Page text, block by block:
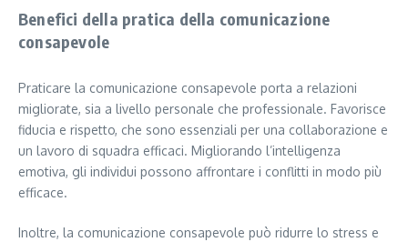
Benefici della pratica della comunicazione
consapevole
Praticare la comunicazione consapevole porta a relazioni
migliorate, sia a livello personale che professionale. Favorisce
fiducia e rispetto, che sono essenziali per una collaborazione e
un lavoro di squadra efficaci. Migliorando l’intelligenza
emotiva, gli individui possono affrontare i conflitti in modo più
efficace.
Inoltre, la comunicazione consapevole può ridurre lo stress e